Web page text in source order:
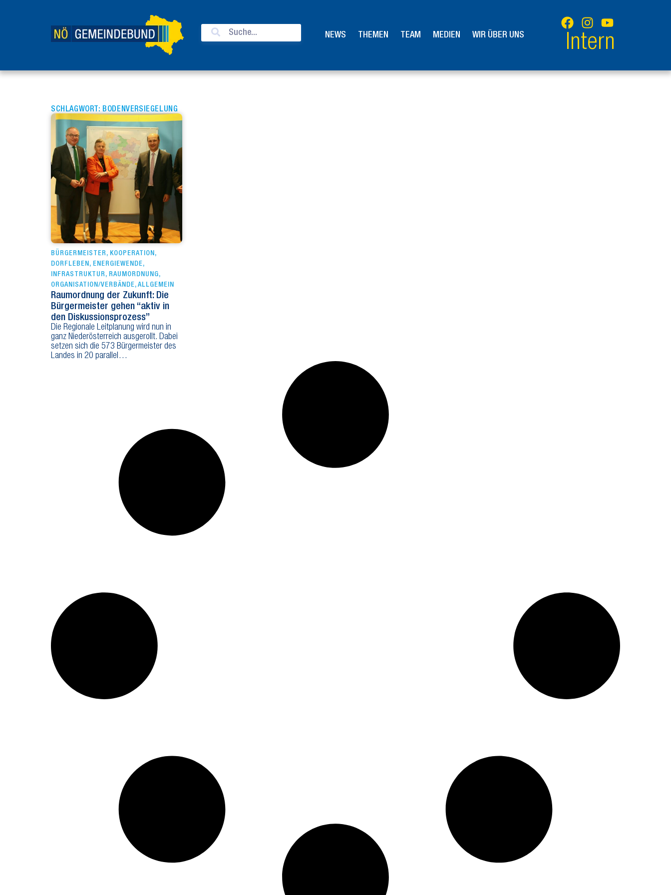
NEWS THEMEN TEAM MEDIEN WIR ÜBER UNS Intern
SCHLAGWORT: BODENVERSIEGELUNG
BÜRGERMEISTER , KOOPERATION ,
DORFLEBEN , ENERGIEWENDE,
INFRASTRUKTUR , RAUMORDNUNG,
ORGANISATION/VERBÄNDE, ALLGEMEIN
Raumordnung der Zukunft: Die
Bürgermeister gehen “aktiv in
den Diskussionsprozess”
Die Regionale Leitplanung wird nun in
ganz Niederösterreich ausgerollt. Dabei
setzen sich die 573 Bürgermeister des
Landes in 20 parallel…